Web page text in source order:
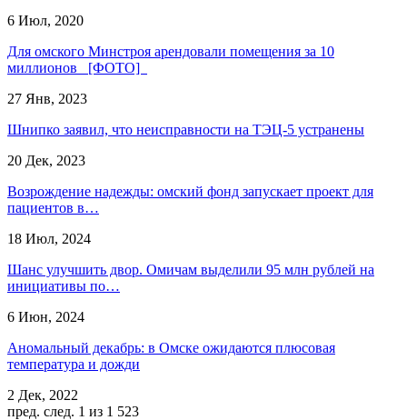
6 Июл, 2020
Для омского Минстроя арендовали помещения за 10
миллионов [ФОТО]
27 Янв, 2023
Шнипко заявил, что неисправности на ТЭЦ-5 устранены
20 Дек, 2023
Возрождение надежды: омский фонд запускает проект для
пациентов в…
18 Июл, 2024
Шанс улучшить двор. Омичам выделили 95 млн рублей на
инициативы по…
6 Июн, 2024
Аномальный декабрь: в Омске ожидаются плюсовая
температура и дожди
2 Дек, 2022
пред. след. 1 из 1 523